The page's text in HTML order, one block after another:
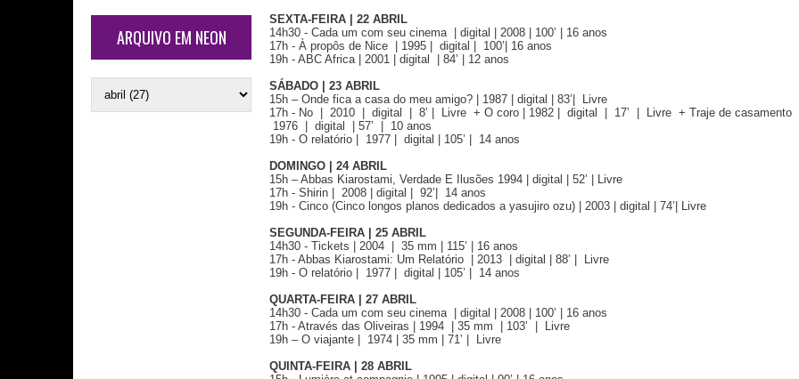
ARQUIVO EM NEON
SEXTA-FEIRA | 22 ABRIL
14h30 - Cada um com seu cinema | digital | 2008 | 100’ | 16 anos
17h - À propôs de Nice | 1995 | digital | 100’| 16 anos
19h - ABC Africa | 2001 | digital | 84’ | 12 anos
SÁBADO | 23 ABRIL
15h – Onde fica a casa do meu amigo? | 1987 | digital | 83’| Livre
17h - No | 2010 | digital | 8’ | Livre + O coro | 1982 | digital | 17’ | Livre + Traje de casamento
1976 | digital | 57’ | 10 anos
19h - O relatório | 1977 | digital | 105’ | 14 anos
DOMINGO | 24 ABRIL
15h – Abbas Kiarostami, Verdade E Ilusões 1994 | digital | 52’ | Livre
17h - Shirin | 2008 | digital | 92’| 14 anos
19h - Cinco (Cinco longos planos dedicados a yasujiro ozu) | 2003 | digital | 74’| Livre
SEGUNDA-FEIRA | 25 ABRIL
14h30 - Tickets | 2004 | 35 mm | 115’ | 16 anos
17h - Abbas Kiarostami: Um Relatório | 2013 | digital | 88’ | Livre
19h - O relatório | 1977 | digital | 105’ | 14 anos
QUARTA-FEIRA | 27 ABRIL
14h30 - Cada um com seu cinema | digital | 2008 | 100’ | 16 anos
17h - Através das Oliveiras | 1994 | 35 mm | 103’ | Livre
19h – O viajante | 1974 | 35 mm | 71’ | Livre
QUINTA-FEIRA | 28 ABRIL